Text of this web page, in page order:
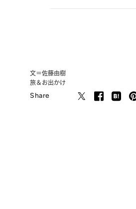
文＝佐藤由樹
旅＆お出かけ
Share